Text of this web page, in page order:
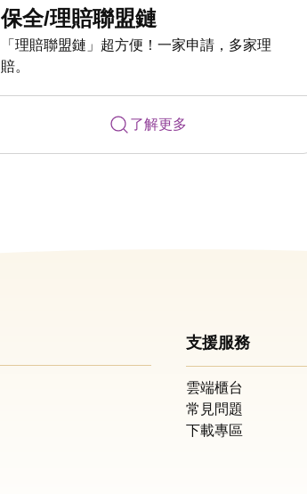
保全/理賠聯盟鏈
「理賠聯盟鏈」超方便！一家申請，多家理
賠。
了解更多
支援服務
雲端櫃台
常見問題
下載專區